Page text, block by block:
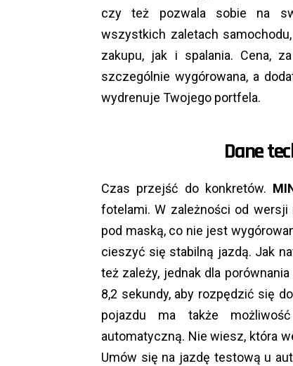
czy też pozwala sobie na
wszystkich zaletach
zakupu, jak i spalania. Cena,
szczególnie wygórowana, a
wydrenuje Twojego portfela.
Dane
Czas przejść do konkretów.
fotelami. W zależności od
pod maską, co nie jest
cieszyć się stabilną jazdą. Jak
też zależy, jednak dla porównania
8,2 sekundy, aby rozpędzić się
pojazdu ma także
automatyczną. Nie wiesz, która
Umów się na jazdę testową u